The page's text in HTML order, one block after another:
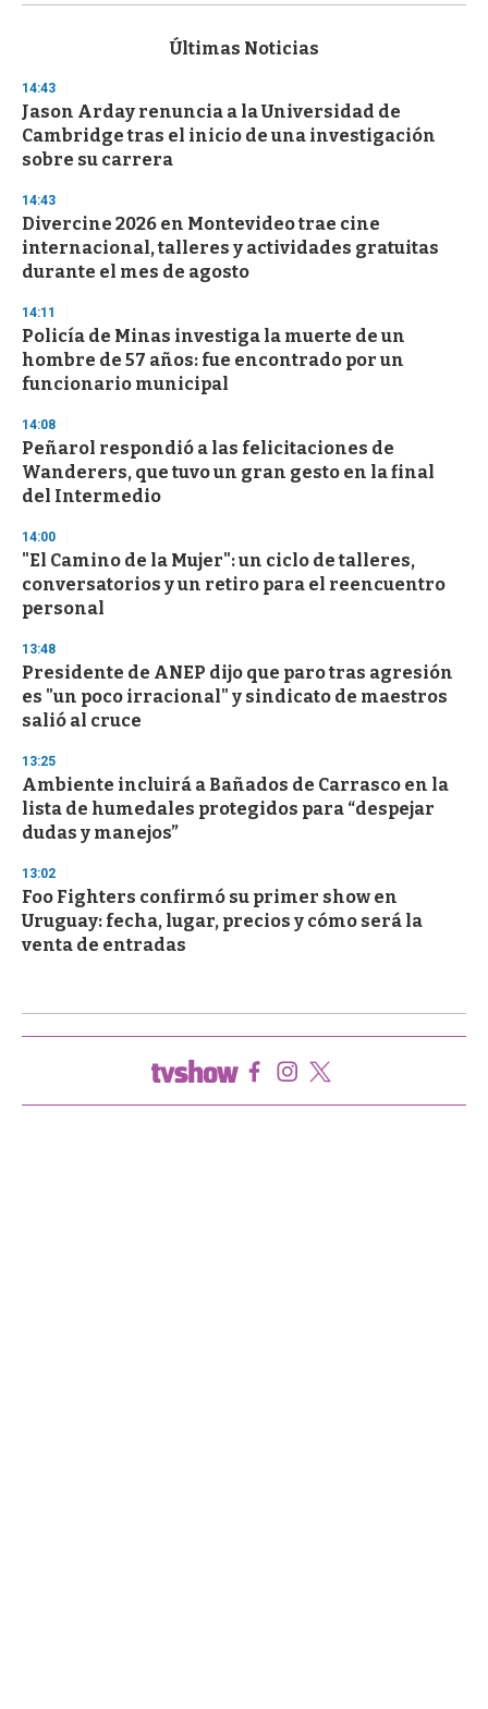
s
d
s
o
f
3
s
e
c
o
n
s
Últimas Noticias
14:43
Jason Arday renuncia a la Universidad de
Cambridge tras el inicio de una investigación
sobre su carrera
14:43
Divercine 2026 en Montevideo trae cine
internacional, talleres y actividades gratuitas
durante el mes de agosto
14:11
Policía de Minas investiga la muerte de un
hombre de 57 años: fue encontrado por un
funcionario municipal
14:08
Peñarol respondió a las felicitaciones de
Wanderers, que tuvo un gran gesto en la final
del Intermedio
14:00
"El Camino de la Mujer": un ciclo de talleres,
conversatorios y un retiro para el reencuentro
personal
13:48
Presidente de ANEP dijo que paro tras agresión
es "un poco irracional" y sindicato de maestros
salió al cruce
13:25
Ambiente incluirá a Bañados de Carrasco en la
lista de humedales protegidos para “despejar
dudas y manejos”
13:02
Foo Fighters confirmó su primer show en
Uruguay: fecha, lugar, precios y cómo será la
venta de entradas